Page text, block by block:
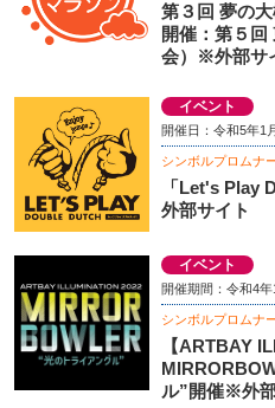
第３回 夢の
開催：第５回
会）※外部サ
イベント
開催日：令和5年1
シンボルプロムナ
「Let's Play
外部サイト
イベント
開催期間：令和4
シンボルプロムナ
【ARTBAY
ル”開催※外